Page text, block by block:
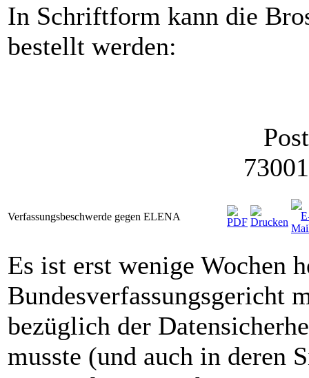
In Schriftform kann die
bestellt werden:
Verfassungsbeschwerde gegen ELENA
Es ist erst wenige Wochen
Bundesverfassungsgericht
bezüglich der
musste (und auch in deren